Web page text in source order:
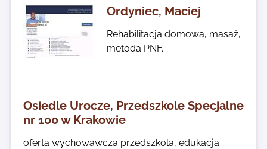
Ordyniec, Maciej
Rehabilitacja domowa, masaż,
metoda PNF.
Osiedle Urocze, Przedszkole Specjalne
nr 100 w Krakowie
oferta wychowawcza przedszkola, edukacja